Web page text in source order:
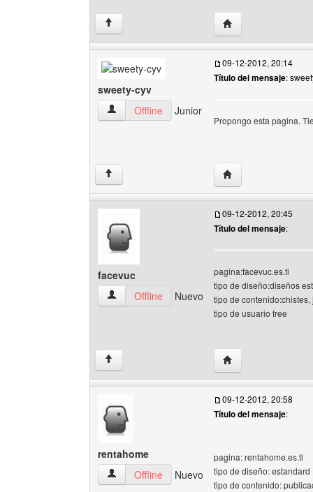
↑ Visitar sitio web del
sweety-cyv
sweety-cyv Ver perfil del usuario
Offline Junior
09-12-2012, 20:14
Título del mensaje:
Propongo esta pagina.
↑ Visitar sitio web del
facevuc
facevuc Ver perfil del usuario
Offline Nuevo
09-12-2012, 20:45
Título del mensaje:
pagina:facevuc.es.tl
tipo de diseño:diseños
tipo de
tipo de usuario free
↑ Visitar sitio web del
rentahome
rentahome Ver perfil del usuario
Offline Nuevo
09-12-2012, 20:58
Título del mensaje:
pagina: rentahome.es.tl
tipo de diseño: estandard
tipo de contenido: